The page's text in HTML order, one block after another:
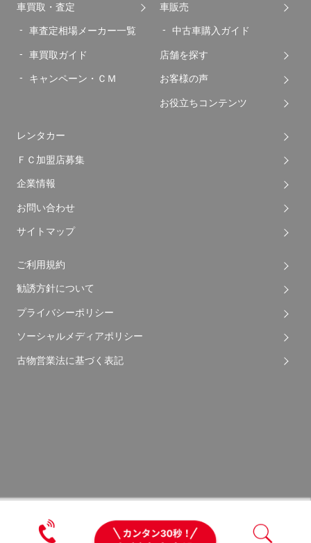
車買取・査定
車査定相場メーカー一覧
車買取ガイド
キャンペーン・ＣＭ
車販売
中古車購入ガイド
店舗を探す
お客様の声
お役立ちコンテンツ
レンタカー
ＦＣ加盟店募集
企業情報
お問い合わせ
サイトマップ
ご利用規約
勧誘方針について
プライバシーポリシー
ソーシャルメディアポリシー
古物営業法に基づく表記